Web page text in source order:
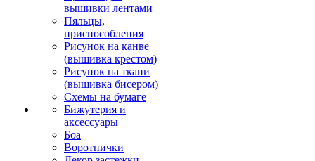
вышивки лентами
Пяльцы,
приспособления
Рисунок на канве
(вышивка крестом)
Рисунок на ткани
(вышивка бисером)
Схемы на бумаге
Бижутерия и
аксессуары
Боа
Воротнички